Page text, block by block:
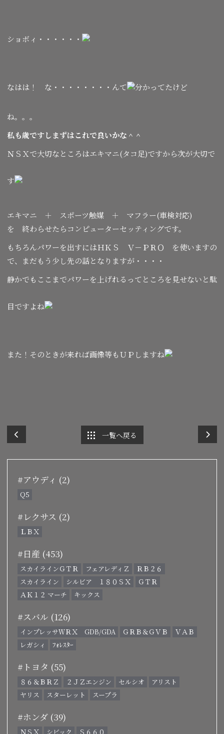
ショボィ・・・・・・
なはは！ な・・・・・・・・んて 分かってたけど
ね。。。
私も歳ですしまずはこれで良いかな＾＾
ＮＳＸで大切なところはエキマニ(タコ足)ですから次が大切で
す
エキマニ ＋ スポーツ触媒 ＋ マフラー(車検対応)
を 終わらせたらコンピューターセッティングです。
もちろんパワーを出すにはＨＫＳ Ｖ－ＰＲＯ を使いますの
で、まだもう少し先の話となりますが・・・・
静かでもここまでパワーを上げれるってところを見せないと駄
目ですよね
また！そのときが来れば画像等もＵＰしますね
一覧へ戻る
#アウディ (2)
Q5
#レクサス (2)
ＬＢＸ
#日産 (453)
スカイラインＧＴＲ フェアレディＺ
ＲＢ２６
スカイライン
シルビア １８０ＳＸ
ＧＴＲ
ＡＫ１２ マーチ
キックス
#スバル (126)
インプレッサＷＲＸ GDB/GDA ＧＲＢ＆ＧＶＢ
ＶＡＢ
レガシィ
ﾌｫﾚｽﾀｰ
#トヨタ (55)
８６＆ＢＲＺ ２ＪＺエンジン セルシオ
アリスト
ヤリス
スターレット スープラ
#ホンダ (39)
ＮＳＸ シビック Ｓ６６０